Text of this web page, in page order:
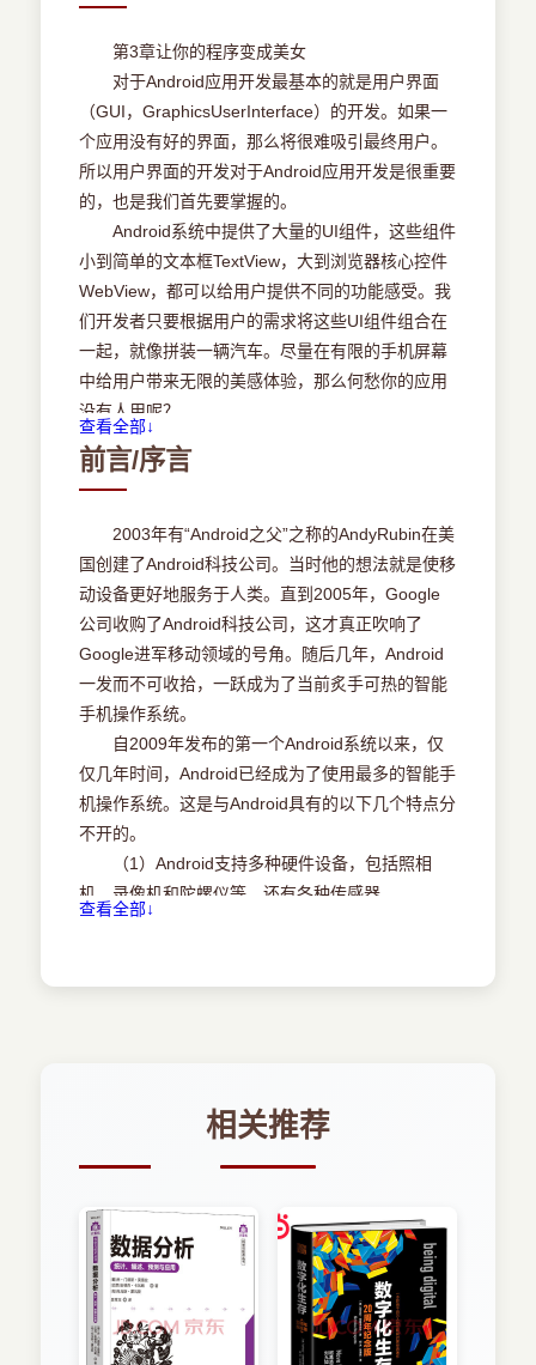
2.1.7 管理AVD
2.2 建立第一个Android程序
2.2.1 建立一个Android工程
2.2.2 Android程序的目录结构
2.3 开发必备利器
2.3.1 Logcat的使用
2.3.2 DDMS（Dalvik Debug Monitor Service）的
使用
2.3.3 ADB（Android Debug Bridge）的使用
2.3.4 The Hierarchy Viewer的使用
2.3.5 Draw9-Patch的使用
2.3.6 真机测试
2.4 Android程序的基本组件
2.4.1 Activity组件介绍
2.4.2 ContentProvider组件介绍
2.4.3 Service组件介绍
2.4.4 BroadcastReceiver组件介绍
2.4.5 Intent组件介绍
2.5 小结
第3章 让你的程序变成美女（ 教学视频：247分
钟）
3.1 Android中基本控件的使用
范例001 更改文字标签的内容
范例002 更改手机页面的背景色
范例003 文字超链接
范例004 让你的文字标签更加丰富多彩
范例005 用户名密码输入框
范例006 电话号码输入框
范例007 更改输入框的文字字体
范例008 我同意上述条款的页面
范例015 页面加载中效果
范例018 日期时间弹出框效果
范例019 钟表显示效果
范例020 秒表应用
范例021 圆角按钮效果
3.2 Android中常见布局的使用
第3章让你的程序变成美女
对于Android应用开发最基本的就是用户界面
（GUI，GraphicsUserInterface）的开发。如果一
个应用没有好的界面，那么将很难吸引最终用户。
所以用户界面的开发对于Android应用开发是很重要
的，也是我们首先要掌握的。
Android系统中提供了大量的UI组件，这些组件
小到简单的文本框TextView，大到浏览器核心控件
WebView，都可以给用户提供不同的功能感受。我
们开发者只要根据用户的需求将这些UI组件组合在
一起，就像拼装一辆汽车。尽量在有限的手机屏幕
中给用户带来无限的美感体验，那么何愁你的应用
没有人用呢？
本章主要通过各种应用界面的实例介绍，来带
领大家一起学习Android的界面开发。希望大家阅读
界面的开发。
3.1Android中基本控件的使用
范例001更改文字标签的内容
1．实例简介
在上一章中我们搭建完成Android的开发环境，
新建立了一个Android工程，在AVD中运行可以看到
在一个界面中显示Helloworld的文字标签。这是我
们的第一个Android程序，但是这个程序过于死板，
如何让文字标签显示我们想让它显示的文字内容
呢？这个实例会带领我们通过两种方式修改文字标
签的文字内容，方式1：通过控件的xml布局中的
text属性修改TextView的文字，方式2：通过在Java
代码中得到TextView对象，然后通过对象的setText
方法来设置TextView的文字。
方在我们建立的工程下的
01
02xmlns:tools="http://schemas.android.com/tools"
03android:layout_width="match_parent"
04android:layout_height="match_parent"
查看全部↓
前言/序言
2003年有“Android之父”之称的AndyRubin在美
国创建了Android科技公司。当时他的想法就是使移
动设备更好地服务于人类。直到2005年，Google
公司收购了Android科技公司，这才真正吹响了
Google进军移动领域的号角。随后几年，Android
一发而不可收拾，一跃成为了当前炙手可热的智能
手机操作系统。
自2009年发布的第一个Android系统以来，仅
仅几年时间，Android已经成为了使用最多的智能手
机操作系统。这是与Android具有的以下几个特点分
不开的。
（1）Android支持多种硬件设备，包括照相
机、录像机和陀螺仪等，还有各种传感器。
（2）Android支持各种移动设备的网络，包括
Bluetooth、Wi-Fi、LTE、NFC和WiMAX等。
浏览器测试中，HTML5和Acid3故障处理，均获得
（4）Android支持多种媒体格式，包括
H.264（in3GPorMP4container）、MPEG-4SP、
AMR、AMR-WB（in3GPcontainer）、AAC、HE-
AAC（inMP4or3GPcontainer）、MP3、MIDI、
OggVorbis、FLAC、WAV、JPEG、PNG、GIF和
BMP等。如果用户需要播放更多格式的媒体，可以
查看全部↓
相关推荐